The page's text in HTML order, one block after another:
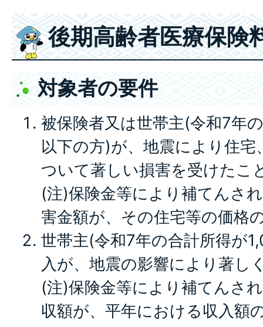
後期高齢者医療保険
対象者の要件
被保険者又は世帯主(令和7年
以下の方)が、地震により住
ついて著しい損害を受けたこ
(注)保険金等により補てんさ
害金額が、その住宅等の価格
世帯主(令和7年の合計所得が
入が、地震の影響により著し
(注)保険金等により補てんさ
収額が、平年における収入額